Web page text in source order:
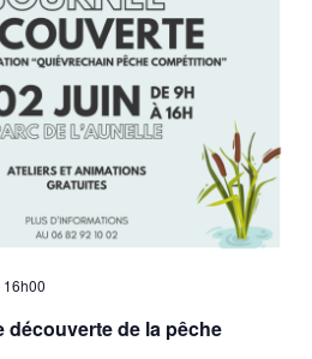
16h00
découverte de la pêche